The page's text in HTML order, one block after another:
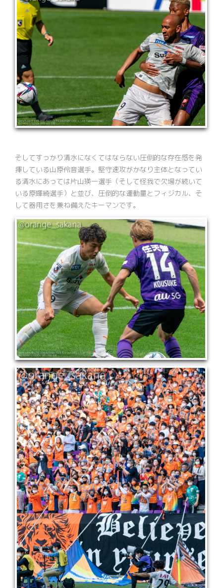
そしてすっかり清水になくてはならない圧倒的な存在感を発
揮している山原伶音選手。堅守速攻がかなり主体となってい
る清水にあっては片山瑛一選手（そして怪我で欠場が続いて
いる原輝綺選手）と並び、圧倒的な運動量とフィジカル、そ
して器用さを兼ね備えたキーマンです。